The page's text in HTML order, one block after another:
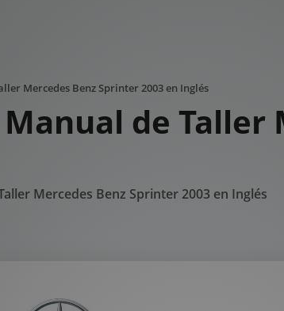
Mercedes Benz Sprinter 2003 en Inglés
Manual de
Mercedes Benz Sprinter 2003 en Inglés